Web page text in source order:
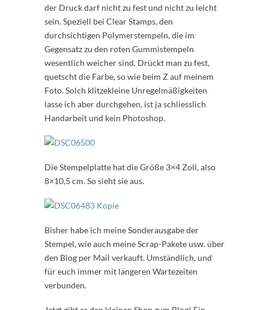
der Druck darf nicht zu fest und nicht zu leicht
sein. Speziell bei Clear Stamps, den
durchsichtigen Polymerstempeln, die im
Gegensatz zu den roten Gummistempeln
wesentlich weicher sind. Drückt man zu fest,
quetscht die Farbe, so wie beim Z auf meinem
Foto. Solch klitzekleine Unregelmäßigkeiten
lasse ich aber durchgehen, ist ja schliesslich
Handarbeit und kein Photoshop.
Die Stempelplatte hat die Größe 3×4 Zoll, also
8×10,5 cm. So sieht sie aus.
Bisher habe ich meine Sonderausgabe der
Stempel, wie auch meine Scrap-Pakete usw. über
den Blog per Mail verkauft. Umständlich, und
für euch immer mit längeren Wartezeiten
verbunden.